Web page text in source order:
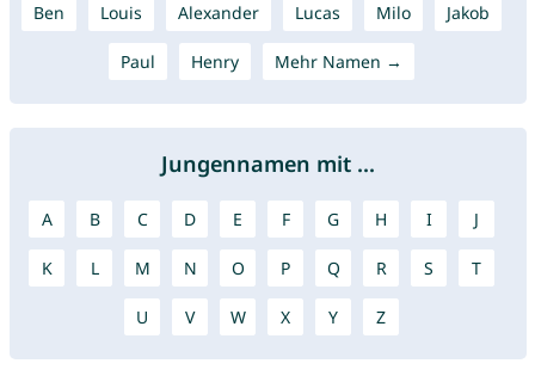
Ben Louis Alexander Lucas Milo Jakob
Paul Henry Mehr Namen →
Jungennamen mit ...
A B C D E F G H I J
K L M N O P Q R S T
U V W X Y Z